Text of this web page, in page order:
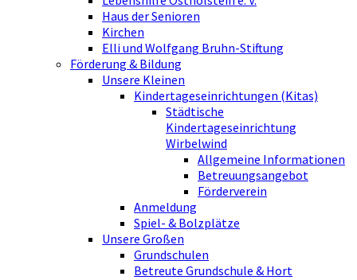
Haus der Senioren
Kirchen
Elli und Wolfgang Bruhn-Stiftung
Förderung & Bildung
Unsere Kleinen
Kindertageseinrichtungen (Kitas)
Städtische
Kindertageseinrichtung
Wirbelwind
Allgemeine Informationen
Betreuungsangebot
Förderverein
Anmeldung
Spiel- & Bolzplätze
Unsere Großen
Grundschulen
Betreute Grundschule & Hort